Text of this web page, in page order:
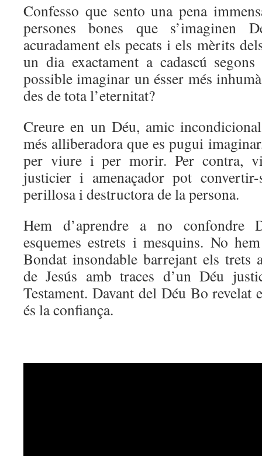
Confesso que sento una pena
persones bones que s’imaginen
acuradament els pecats i els mèrits
un dia exactament a cadascú
possible imaginar un ésser més
des de tota l’eternitat?
Creure en un Déu, amic
més alliberadora que es pugui
per viure i per morir. Per contra,
justicier i amenaçador pot
perillosa i destructora de la persona.
Hem d’aprendre a no confondre
esquemes estrets i mesquins. No
Bondat insondable barrejant els trets
de Jesús amb traces d’un Déu
Testament. Davant del Déu Bo revelat
és la confiança.